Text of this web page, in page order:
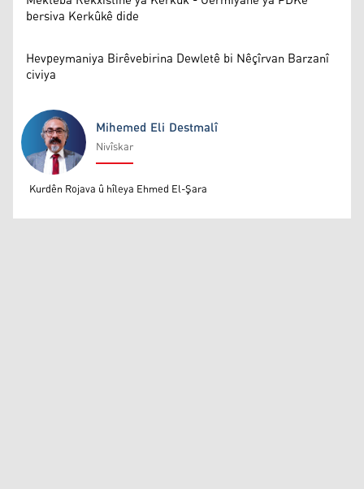
bersiva Kerkûkê dide
Hevpeymaniya Birêvebirina Dewletê bi Nêçîrvan Barzanî
civiya
Mihemed Eli Destmalî
Mihemed Eli Destmalî
Nivîskar
Kurdên Rojava û hîleya Ehmed El-Şara